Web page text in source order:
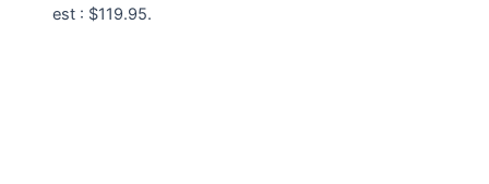
est : $119.95.